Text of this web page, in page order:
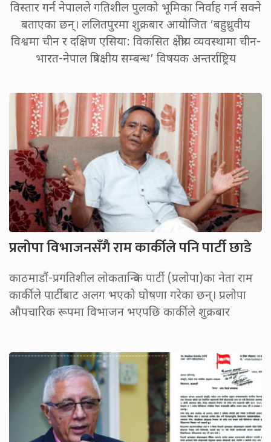
विस्तार गर्न नेपालले गतिशील पुलको भूमिका निर्वाह गर्न सक्ने
बताएका छन्। ललितपुरमा शुक्रबार आयोजित ‘बहुध्रुवीय
विश्वमा चीन र दक्षिण एसिया: विकसित क्षेत्रीय व्यवस्थामा चीन-
भारत-नेपाल त्रिपक्षीय सम्बन्ध’ विषयक अन्तर्राष्ट्रिय
प्रलोपा विभाजनसँगै राम कार्कीले पनि पार्टी छाडे
काठमाडौं-प्रगतिशील लोकतान्त्रिक पार्टी (प्रलोपा)का नेता राम
कार्कीले पार्टीबाट अलग भएको घोषणा गरेका छन्। प्रलोपा
औपचारिक रूपमा विभाजन भएपछि कार्कीले शुक्रबार